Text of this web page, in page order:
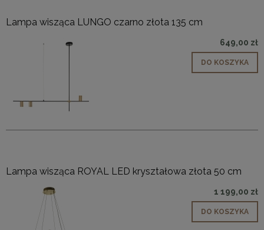
Lampa wisząca LUNGO czarno złota 135 cm
649,00 zł
DO KOSZYKA
Lampa wisząca ROYAL LED kryształowa złota 50 cm
1 199,00 zł
DO KOSZYKA